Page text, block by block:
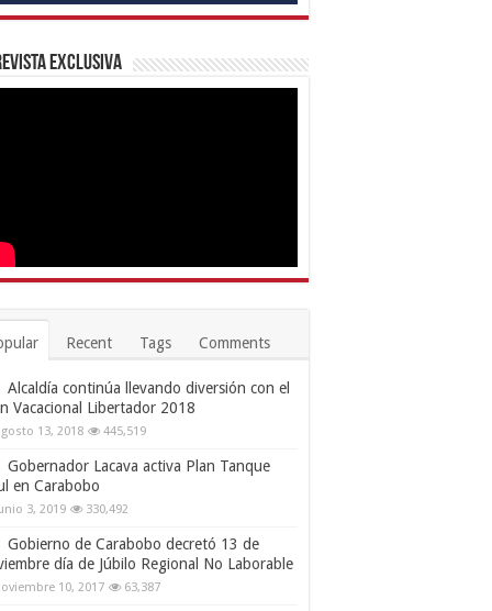
Exclusiva
Recent Tags Comments
Alcaldía continúa llevando diversión con el
Vacacional Libertador 2018
13, 2018 445,519
Gobernador Lacava activa Plan Tanque
en Carabobo
3, 2019 330,492
Gobierno de Carabobo decretó 13 de
día de Júbilo Regional No Laborable
10, 2017 63,387